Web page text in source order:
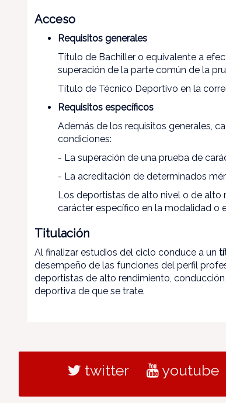
Acceso
Requisitos generales
Título de Bachiller o equivalente a
superación de la parte común de la
Título de Técnico Deportivo en la
Requisitos específicos
Además de los requisitos generales,
condiciones:
- La superación de una prueba de
- La acreditación de determinados
Los deportistas de alto nivel o de alto
carácter específico en la modalidad o
Titulación
Al finalizar estudios del ciclo conduce a un
desempeño de las funciones del perfil
deportistas de alto rendimiento,
deportiva de que se trate.
twitter youtube